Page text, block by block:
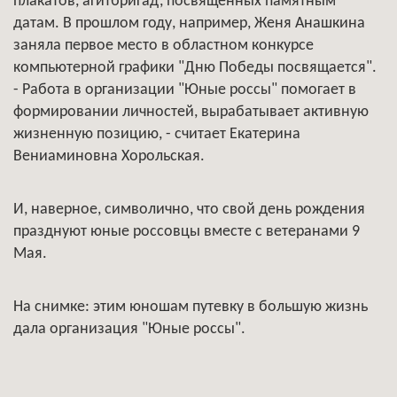
датам. В прошлом году, например, Женя Анашкина
заняла первое место в областном конкурсе
компьютерной графики "Дню Победы посвящается".
- Работа в организации "Юные россы" помогает в
формировании личностей, вырабатывает активную
жизненную позицию, - считает Екатерина
Вениаминовна Хорольская.
И, наверное, символично, что свой день рождения
празднуют юные россовцы вместе с ветеранами 9
Мая.
На снимке: этим юношам путевку в большую жизнь
дала организация "Юные россы".